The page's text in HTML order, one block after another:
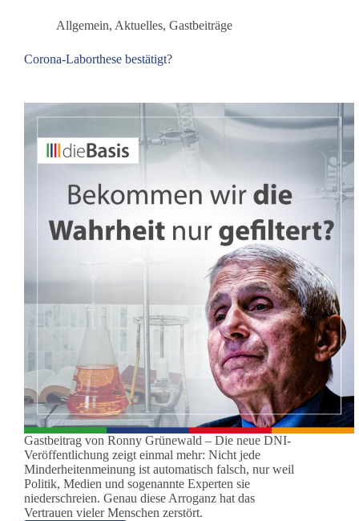
Allgemein, Aktuelles, Gastbeiträge
Corona-Laborthese bestätigt?
Gastbeitrag von Ronny Grünewald – Die neue DNI-
Veröffentlichung zeigt einmal mehr: Nicht jede
Minderheitenmeinung ist automatisch falsch, nur weil
Politik, Medien und sogenannte Experten sie
niederschreien. Genau diese Arroganz hat das
Vertrauen vieler Menschen zerstört.